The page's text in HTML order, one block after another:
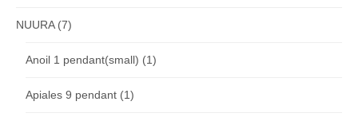
NUURA(7)
Anoil 1 pendant(small) (1)
Apiales 9 pendant (1)